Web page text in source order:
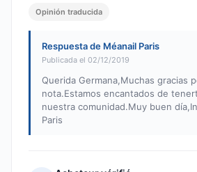
Opinión traducida
Respuesta de Méanail Paris
Publicada el 02/12/2019
Querida Germana,Muchas gracias
nota.Estamos encantados de
nuestra comunidad.Muy buen
Paris